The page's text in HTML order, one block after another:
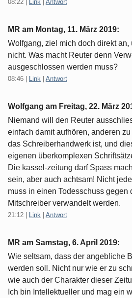
08:22 Link Antwort
MR am Montag, 11. März 2019:
Wolfgang, ziel mich doch direkt an,
nicht. Was macht Reuter denn
ausgeschlossen werden muss?
08:46 Link Antwort
Wolfgang am Freitag, 22. März
Niemand will den Reuter
einfach damit aufhören, anderen
das Schreiberhandwerk ist, und
eigenen überkomplexen
Die kassel-zeitung darf Spass
sein, aber auch achtsam! Nicht
muss in einen Todesschuss gegen
Mitschreiber verwandelt werden.
21:12 Link Antwort
MR am Samstag, 6. April 2019:
Wie seltsam, dass der angebliche
werden soll. Nicht nur wie er zu
wie auch der Charakter dieser
Ich bin Intellektueller und mag ein